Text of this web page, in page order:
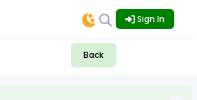
Sign In
Back